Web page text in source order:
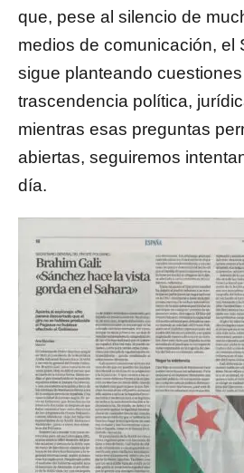
que, pese al silencio de
medios de comunicación, el
sigue planteando
trascendencia política,
mientras esas preguntas
abiertas, seguiremos
día.